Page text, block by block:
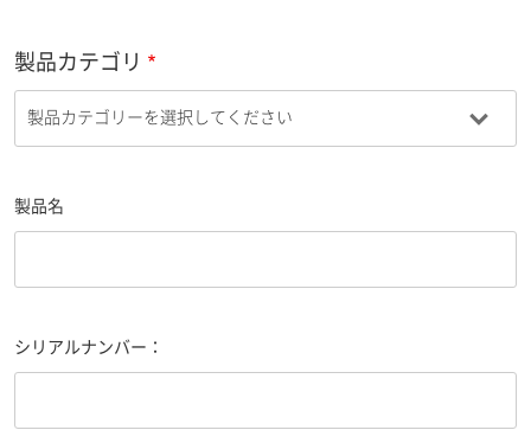
製品カテゴリ
製品名
シリアルナンバー：